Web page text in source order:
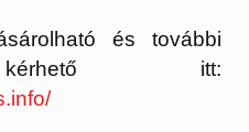
és további
itt: